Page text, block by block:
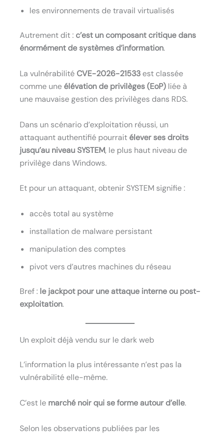
les environnements de travail virtualisés
Autrement dit :c’est un composant critique dans
énormément de systèmes d’information.
La vulnérabilitéCVE-2026-21533 est classée
comme uneélévation de privilèges (EoP) liée à
une mauvaise gestion des privilèges dans RDS.
Dans un scénario d’exploitation réussi, un
attaquant authentifié pourraitélever ses droits
jusqu’au niveau SYSTEM, le plus haut niveau de
privilège dans Windows.
Et pour un attaquant, obtenir SYSTEM signifie :
accès total au système
installation de malware persistant
manipulation des comptes
pivot vers d’autres machines du réseau
Bref : le jackpot pour une attaque interne ou post-
exploitation.
Un exploit déjà vendu sur le dark web
L’information la plus intéressante n’est pas la
vulnérabilité elle-même.
C’est le marché noir qui se forme autour d’elle.
Selon les observations publiées par les